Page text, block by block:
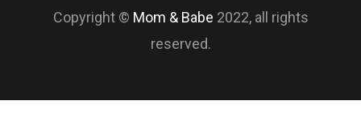
Copyright © Mom & Babe 2022, all rights
reserved.